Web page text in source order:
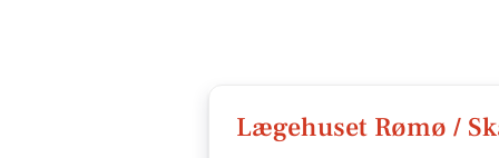
Lægehuset Rømø /